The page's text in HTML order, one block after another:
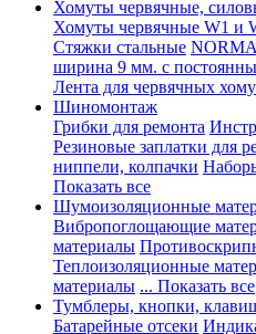
Хомуты червячные,
Хомуты червячные W1 и
Стяжки стальные
ширина 9 мм. с
Лента для червячных
Шиномонтаж
Грибки для ремонта
Резиновые заплатки для
ниппели, колпачки
Показать все
Шумоизоляционные
Вибропоглощающие
материалы
Теплоизоляционные
материалы ... Показать все
Тумблеры, кнопки,
Батарейные отсеки